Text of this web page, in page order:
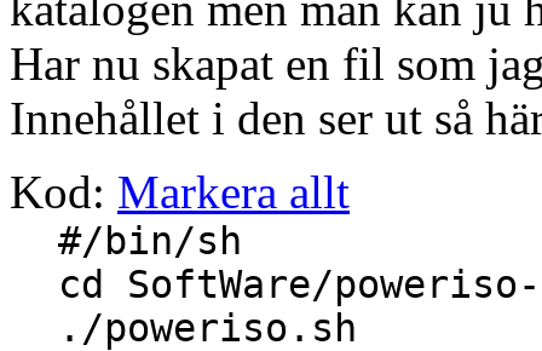
Har nu skapat en fil som
Innehållet i den ser ut så
Kod: Markera allt
#/bin/sh
cd SoftWare/
./poweriso.sh